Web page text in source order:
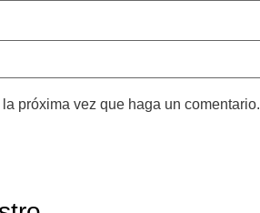
próxima vez que haga un comentario.